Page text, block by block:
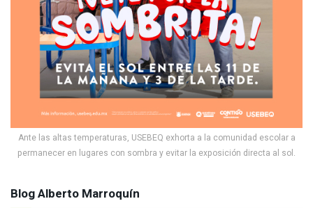
Ante las altas temperaturas, USEBEQ exhorta a la comunidad escolar a
permanecer en lugares con sombra y evitar la exposición directa al sol.
Blog Alberto Marroquín